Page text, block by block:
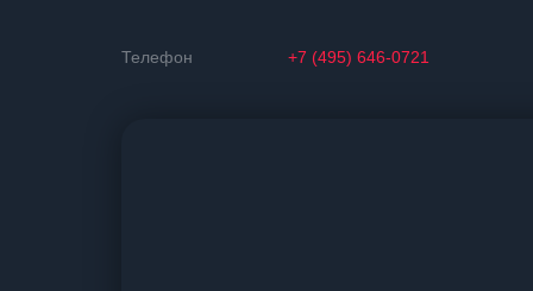
Телефон +7 (495) 646-0721